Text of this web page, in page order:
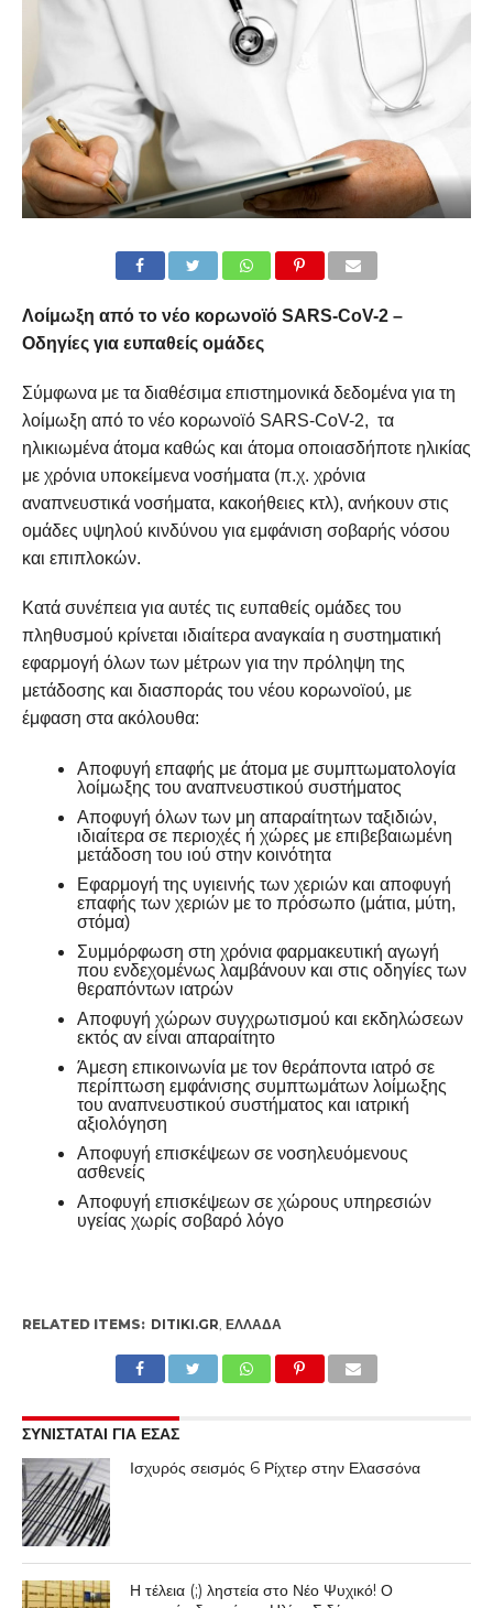
Λοίμωξη από το νέο κορωνοϊό SARS-CoV-2 –
Οδηγίες για ευπαθείς ομάδες
Σύμφωνα με τα διαθέσιμα επιστημονικά δεδομένα για τη
λοίμωξη από το νέο κορωνοϊό SARS-CoV-2, τα
ηλικιωμένα άτομα καθώς και άτομα οποιασδήποτε ηλικίας
με χρόνια υποκείμενα νοσήματα (π.χ. χρόνια
αναπνευστικά νοσήματα, κακοήθειες κτλ), ανήκουν στις
ομάδες υψηλού κινδύνου για εμφάνιση σοβαρής νόσου
και επιπλοκών.
Κατά συνέπεια για αυτές τις ευπαθείς ομάδες του
πληθυσμού κρίνεται ιδιαίτερα αναγκαία η συστηματική
εφαρμογή όλων των μέτρων για την πρόληψη της
μετάδοσης και διασποράς του νέου κορωνοϊού, με
έμφαση στα ακόλουθα:
Αποφυγή επαφής με άτομα με συμπτωματολογία
λοίμωξης του αναπνευστικού συστήματος
Αποφυγή όλων των μη απαραίτητων ταξιδιών,
ιδιαίτερα σε περιοχές ή χώρες με επιβεβαιωμένη
μετάδοση του ιού στην κοινότητα
Εφαρμογή της υγιεινής των χεριών και αποφυγή
επαφής των χεριών με το πρόσωπο (μάτια, μύτη,
στόμα)
Συμμόρφωση στη χρόνια φαρμακευτική αγωγή
που ενδεχομένως λαμβάνουν και στις οδηγίες των
θεραπόντων ιατρών
Αποφυγή χώρων συγχρωτισμού και εκδηλώσεων
εκτός αν είναι απαραίτητο
Άμεση επικοινωνία με τον θεράποντα ιατρό σε
περίπτωση εμφάνισης συμπτωμάτων λοίμωξης
του αναπνευστικού συστήματος και ιατρική
αξιολόγηση
Αποφυγή επισκέψεων σε νοσηλευόμενους
ασθενείς
Αποφυγή επισκέψεων σε χώρους υπηρεσιών
υγείας χωρίς σοβαρό λόγο
RELATED ITEMS: DITIKI.GR, ΕΛΛΆΔΑ
ΣΥΝΙΣΤΑΤΑΙ ΓΙΑ ΕΣΑΣ
Ισχυρός σεισμός 6 Ρίχτερ στην Ελασσόνα
Η τέλεια (;) ληστεία στο Νέο Ψυχικό! Ο